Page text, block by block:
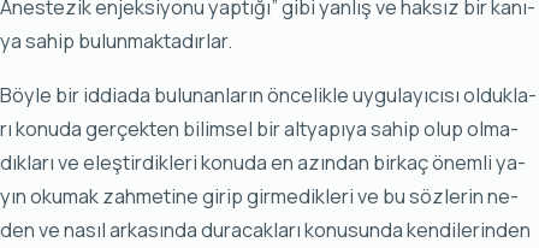
Anes­te­zik en­jek­si­yo­nu yap­tı­ğı” gi­bi yan­lış ve hak­sız bir ka­nı­
ya sa­hip bu­lun­mak­ta­dır­lar.
Böy­le bir id­dia­da bu­lu­nan­la­rın ön­ce­lik­le uy­gu­la­yı­cı­sı ol­duk­la­
rı ko­nu­da ger­çek­ten bi­lim­sel bir alt­ya­pı­ya sa­hip olup ol­ma­
dık­la­rı ve eleş­tir­dik­le­ri ko­nu­da en azın­dan bir­kaç önem­li ya­
yın oku­mak zah­me­ti­ne gi­rip gir­me­dik­le­ri ve bu söz­le­rin ne­
den ve na­sıl ar­ka­sın­da du­ra­cak­la­rı ko­nu­sun­da ken­di­le­rin­den